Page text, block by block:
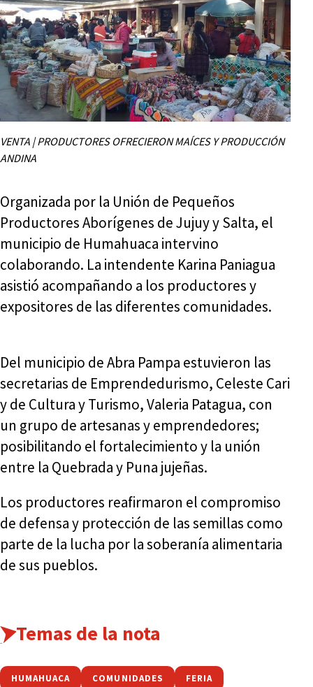
VENTA | PRODUCTORES OFRECIERON MAÍCES Y PRODUCCIÓN
ANDINA
Organizada por la Unión de Pequeños
Productores Aborígenes de Jujuy y Salta, el
municipio de Humahuaca intervino
colaborando. La intendente Karina Paniagua
asistió acompañando a los productores y
expositores de las diferentes comunidades.
Del municipio de Abra Pampa estuvieron las
secretarias de Emprendedurismo, Celeste Cari
y de Cultura y Turismo, Valeria Patagua, con
un grupo de artesanas y emprendedores;
posibilitando el fortalecimiento y la unión
entre la Quebrada y Puna jujeñas.
Los productores reafirmaron el compromiso
de defensa y protección de las semillas como
parte de la lucha por la soberanía alimentaria
de sus pueblos.
Temas de la nota
HUMAHUACA COMUNIDADES FERIA